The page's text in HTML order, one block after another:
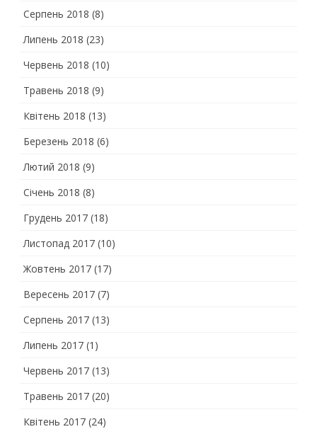
Серпень 2018 (8)
Липень 2018 (23)
Червень 2018 (10)
Травень 2018 (9)
Квітень 2018 (13)
Березень 2018 (6)
Лютий 2018 (9)
Січень 2018 (8)
Грудень 2017 (18)
Листопад 2017 (10)
Жовтень 2017 (17)
Вересень 2017 (7)
Серпень 2017 (13)
Липень 2017 (1)
Червень 2017 (13)
Травень 2017 (20)
Квітень 2017 (24)